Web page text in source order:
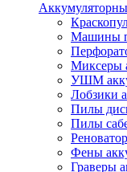
Машины
Миксеры
УШМ
Лобзики
Пилы
Пилы
Фены
Граверы